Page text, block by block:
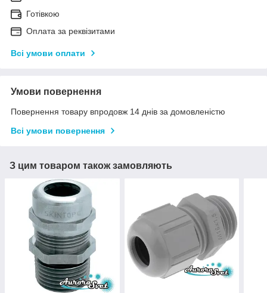
Готівкою
Оплата за реквізитами
Всі умови оплати
Умови повернення
Повернення товару впродовж 14 днів за домовленістю
Всі умови повернення
З цим товаром також замовляють